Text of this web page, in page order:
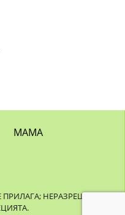
МАМА
ПРИЛАГА; НЕРАЗРЕШЕНОТО